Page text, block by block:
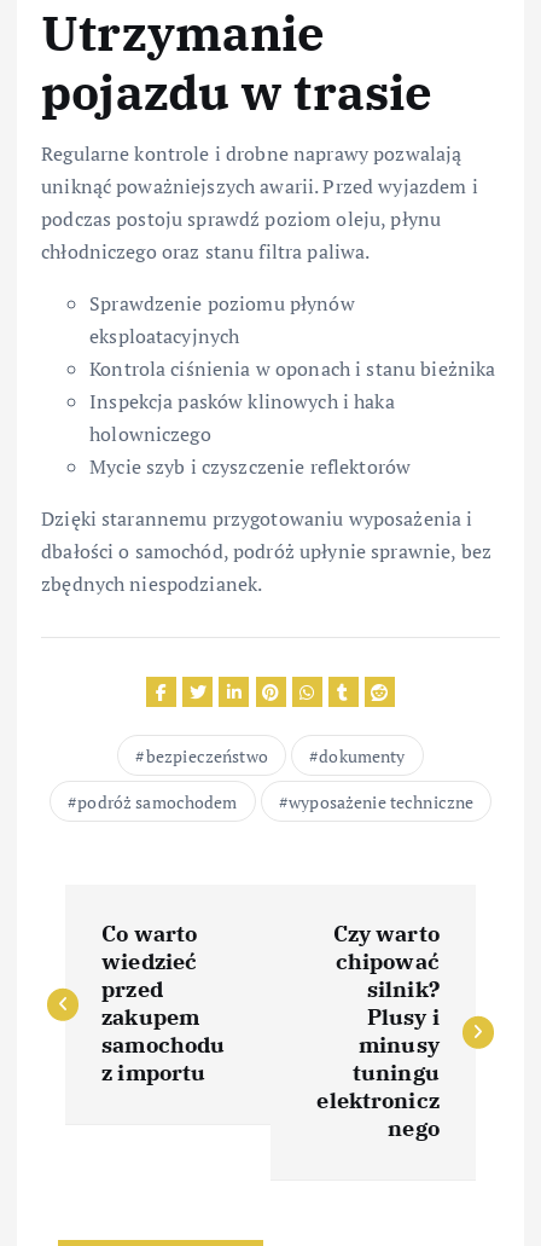
Utrzymanie
pojazdu w trasie
Regularne kontrole i drobne naprawy pozwalają
uniknąć poważniejszych awarii. Przed wyjazdem i
podczas postoju sprawdź poziom oleju, płynu
chłodniczego oraz stanu filtra paliwa.
Sprawdzenie poziomu płynów
eksploatacyjnych
Kontrola ciśnienia w oponach i stanu bieżnika
Inspekcja pasków klinowych i haka
holowniczego
Mycie szyb i czyszczenie reflektorów
Dzięki starannemu przygotowaniu wyposażenia i
dbałości o samochód, podróż upłynie sprawnie, bez
zbędnych niespodzianek.
bezpieczeństwo
dokumenty
podróż samochodem
wyposażenie techniczne
a
w
Co warto
wiedzieć
przed
zakupem
samochodu
z importu
Czy warto
chipować
silnik?
Plusy i
minusy
tuningu
elektronicz
nego